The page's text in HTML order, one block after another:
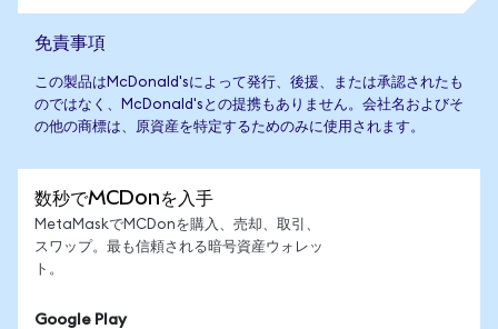
免責事項
この製品はMcDonald'sによって発行、後援、または承認されたも
のではなく、McDonald'sとの提携もありません。会社名およびそ
の他の商標は、原資産を特定するためのみに使用されます。
数秒でMCDonを入手
MetaMaskでMCDonを購入、売却、取引、
スワップ。最も信頼される暗号資産ウォレッ
ト。
Google Play